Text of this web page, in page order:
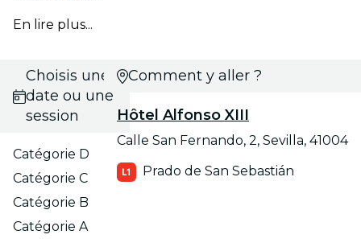
En lire plus...
Choisis une
date ou une
session
Catégorie D
Catégorie C
Catégorie B
Catégorie A
Comment y aller ?
Hôtel Alfonso XIII
Calle San Fernando, 2, Sevilla, 41004
Prado de San Sebastián